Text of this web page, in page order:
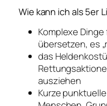
Wie kann ich als 5er
Komplexe
übersetzen, es
das
ausziehen
Kurze